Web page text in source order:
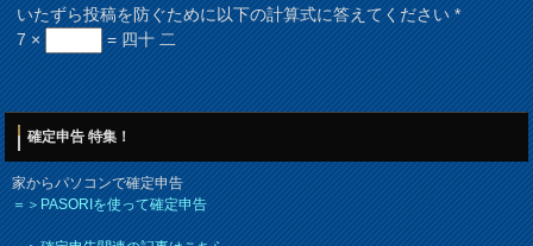
いたずら投稿を防ぐために以下の計算式に答えてください*
7 ×
= 四十 二
確定申告 特集！
家からパソコンで確定申告
＝＞PASORIを使って確定申告